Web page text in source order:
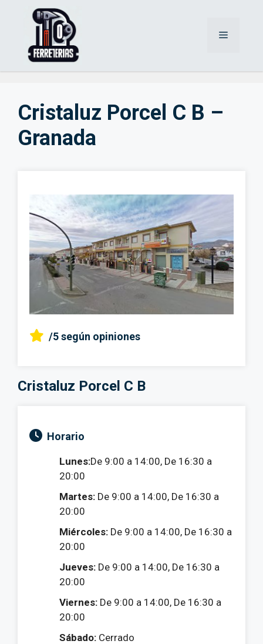
Menú
Cristaluz Porcel C B –
Granada
/5según opiniones
Cristaluz Porcel C B
Horario
Lunes:De 9:00 a 14:00, De 16:30 a
20:00
Martes: De 9:00 a 14:00, De 16:30 a
20:00
Miércoles: De 9:00 a 14:00, De 16:30 a
20:00
Jueves: De 9:00 a 14:00, De 16:30 a
20:00
Viernes: De 9:00 a 14:00, De 16:30 a
20:00
Sábado: Cerrado